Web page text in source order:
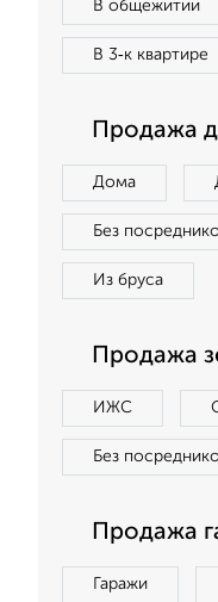
В общежитии
В 3‑к квартире
Продажа
Дома
Без
Из бруса
Продажа
ИЖС
Без
Продажа
Гаражи